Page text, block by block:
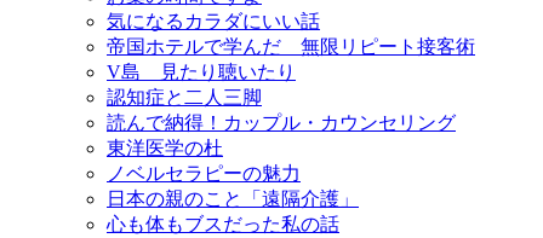
気になるカラダにいい話
帝国ホテルで学んだ 無限リピート接客術
V島 見たり聴いたり
認知症と二人三脚
読んで納得！カップル・カウンセリング
東洋医学の杜
ノベルセラピーの魅力
日本の親のこと「遠隔介護」
心も体もブスだった私の話